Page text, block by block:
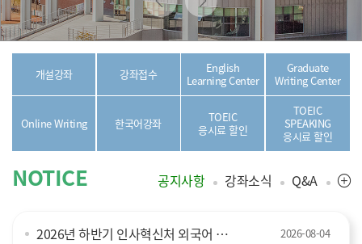
개설강좌 강좌접수
English
Learning Center
Graduate
Writing Center
Online Writing 한국어강좌
TOEIC
응시료 할인
TOEIC
SPEAKING
응시료 할인
NOTICE 공지사항 강좌소식 Q&A
2026년 하반기 인사혁신처 외국어 위탁교육 강좌 안내 및 등록안내 2026-08-04